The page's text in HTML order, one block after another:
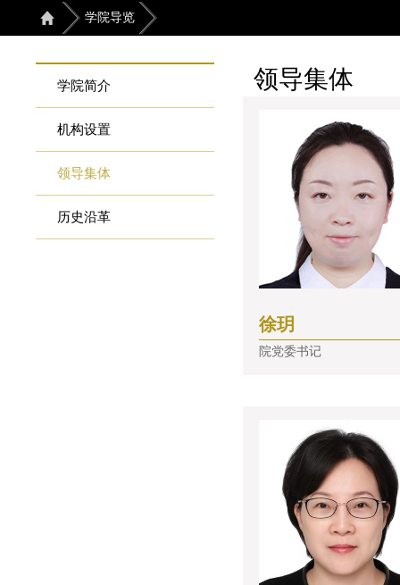
学院导览
学院简介
机构设置
领导集体
历史沿革
领导集体
徐玥
院党委书记